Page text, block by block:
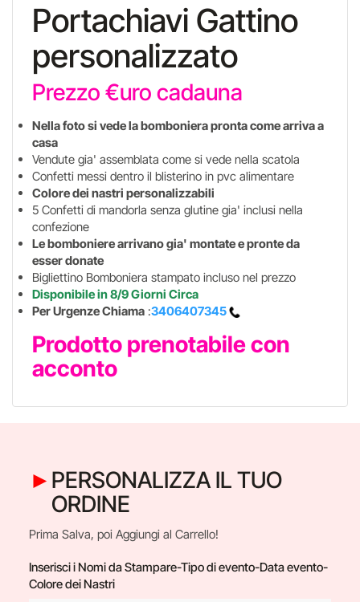
Portachiavi Gattino
personalizzato
Prezzo €uro cadauna
Nella foto si vede la bomboniera pronta come arriva a
casa
Vendute gia' assemblata come si vede nella scatola
Confetti messi dentro il blisterino in pvc alimentare
Colore dei nastri personalizzabili
5 Confetti di mandorla senza glutine gia' inclusi nella
confezione
Le bomboniere arrivano gia' montate e pronte da
esser donate
Bigliettino Bomboniera stampato incluso nel prezzo
Disponibile in 8/9 Giorni Circa
Per Urgenze Chiama :3406407345
Prodotto prenotabile con
acconto
PERSONALIZZA IL TUO
ORDINE
Prima Salva, poi Aggiungi al Carrello!
Inserisci i Nomi da Stampare-Tipo di evento-Data evento-
Colore dei Nastri